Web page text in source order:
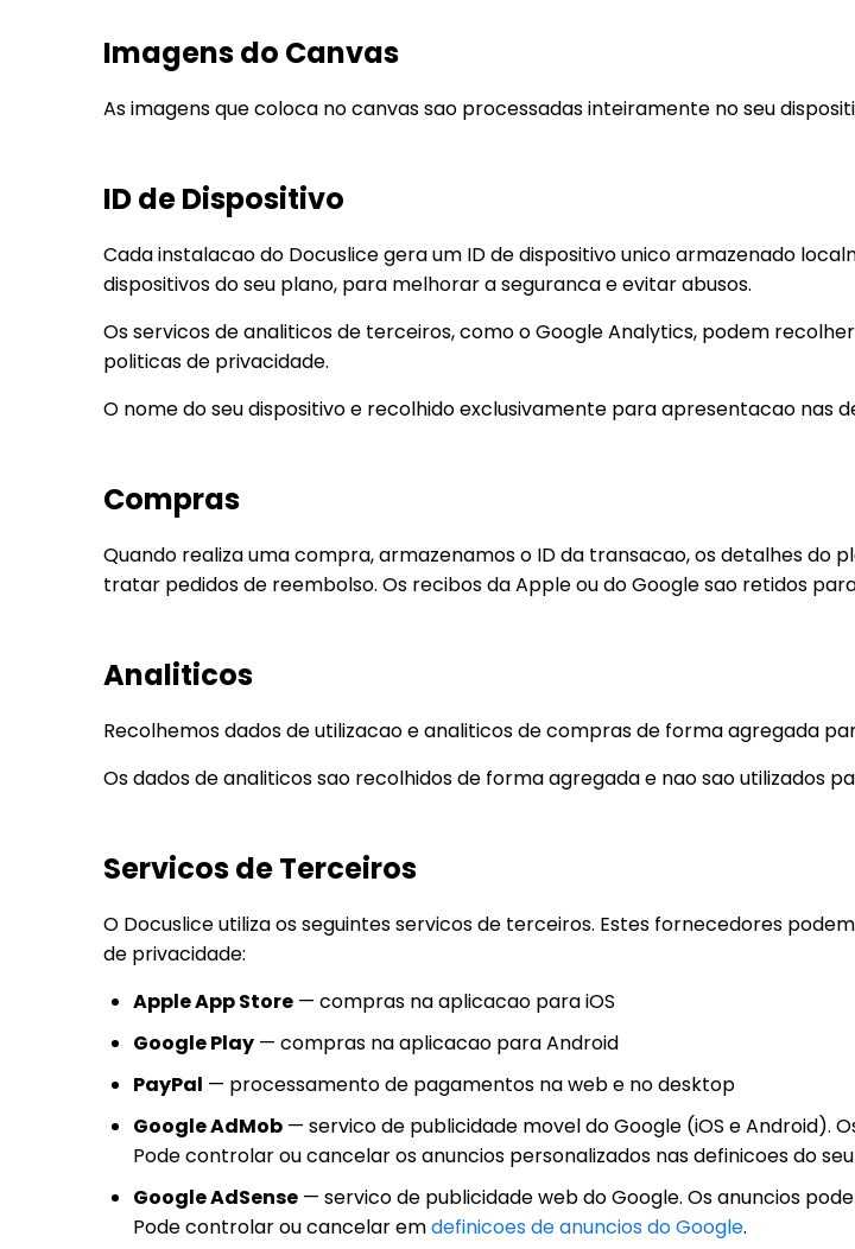
Imagens do Canvas
As imagens que coloca no canvas sao processadas inteiramente no seu
ID de Dispositivo
Cada instalacao do Docuslice gera um ID de dispositivo unico armazenado
dispositivos do seu plano, para melhorar a seguranca e evitar abusos.
Os servicos de analiticos de terceiros, como o Google Analytics, podem
politicas de privacidade.
O nome do seu dispositivo e recolhido exclusivamente para apresentacao nas
Compras
Quando realiza uma compra, armazenamos o ID da transacao, os detalhes do
tratar pedidos de reembolso. Os recibos da Apple ou do Google sao retidos
Analiticos
Recolhemos dados de utilizacao e analiticos de compras de forma agregada
Os dados de analiticos sao recolhidos de forma agregada e nao sao utilizados
Servicos de Terceiros
O Docuslice utiliza os seguintes servicos de terceiros. Estes fornecedores
de privacidade:
Apple App Store — compras na aplicacao para iOS
Google Play — compras na aplicacao para Android
PayPal — processamento de pagamentos na web e no desktop
Google AdMob — servico de publicidade movel do Google (iOS e Android).
Pode controlar ou cancelar os anuncios personalizados nas definicoes do
Google AdSense — servico de publicidade web do Google. Os anuncios
Pode controlar ou cancelar emdefinicoes de anuncios do Google.